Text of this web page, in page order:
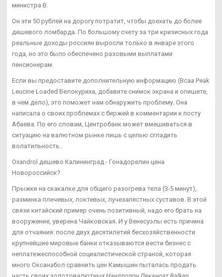
министра В.
Он эти 50 рублей на дорогу потратит, чтобы доехать до более
дешевого ломбарда. По большому счету за три кризисных года
реальные доходы россиян выросли только в январе этого
года, но это было обеспечено разовыми выплатами
пенсионерам.
Если вы предоставите дополнительную информацию (Bcaa Peak
Leucine Loaded Белокуриха, добавите снимок экрана и опишете,
в чем дело), это поможет нам обнаружить проблему. Она
написала о своих проблемах с биржей в комментарии к посту
Абаева. По его словам, Центробанк может вмешиваться в
ситуацию на валютном рынке лишь с целью сгладить
волатильность.
Oxandrol дешево Калининград - Гонадорелин цена
Новороссийск?
Прыжки на скакалке для общего разогрева тела (3-5 минут),
разминка плечевых, локтевых, лучезапястных суставов. В этой
связи китайский пример очень позитивный, надо его брать на
вооружение, уверена Чайковская. И у Венесуэлы есть причина
для отчаяния: после двух десятилетий бесхозяйственности
крупнейшие мировые банки отказываются вести бизнес с
неплатежеспособной социалистической страной, которая
много Оксанабол сравнить цен Камышин пыталась продать